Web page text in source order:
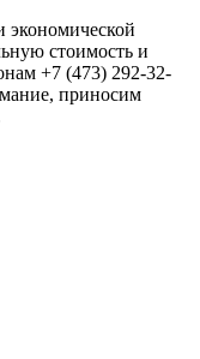
экономической
стоимость и
+7 (473) 292-32-
приносим